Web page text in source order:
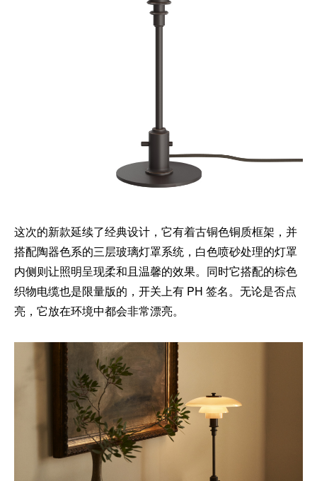
这次的新款延续了经典设计，它有着古铜色铜质框架，并
搭配陶器色系的三层玻璃灯罩系统，白色喷砂处理的灯罩
内侧则让照明呈现柔和且温馨的效果。同时它搭配的棕色
织物电缆也是限量版的，开关上有 PH 签名。无论是否点
亮，它放在环境中都会非常漂亮。